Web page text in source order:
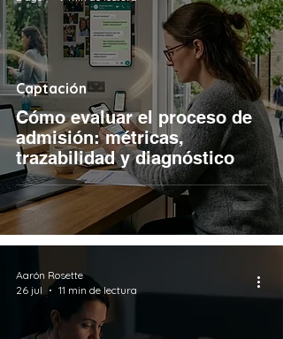
Cómo evaluar el proceso de
admisión: métricas,
trazabilidad y diagnóstico
Captación
Aarón Rosette
26 jul
11 min de lectura